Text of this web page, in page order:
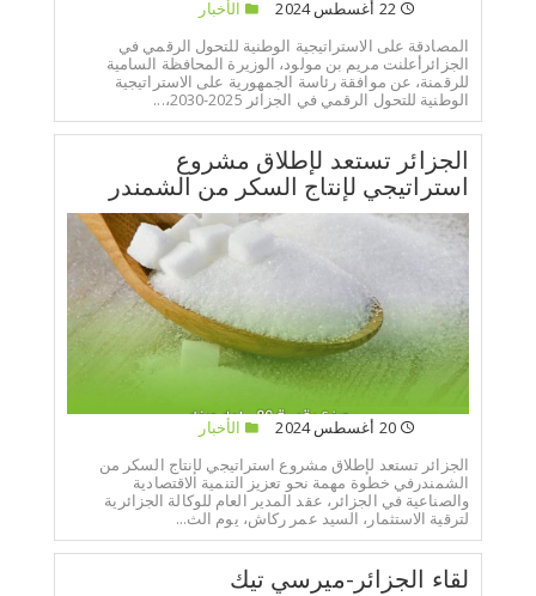
22 أغسطس 2024
الأخبار
المصادقة على الاستراتيجية الوطنية للتحول الرقمي في
الجزائرأعلنت مريم بن مولود، الوزيرة المحافظة السامية
للرقمنة، عن موافقة رئاسة الجمهورية على الاستراتيجية
الوطنية للتحول الرقمي في الجزائر 2025-2030،...
الجزائر تستعد لإطلاق مشروع
استراتيجي لإنتاج السكر من الشمندر
20 أغسطس 2024
الأخبار
الجزائر تستعد لإطلاق مشروع استراتيجي لإنتاج السكر من
الشمندرفي خطوة مهمة نحو تعزيز التنمية الاقتصادية
والصناعية في الجزائر، عقد المدير العام للوكالة الجزائرية
لترقية الاستثمار، السيد عمر ركاش، يوم الث...
لقاء الجزائر-ميرسي تيك